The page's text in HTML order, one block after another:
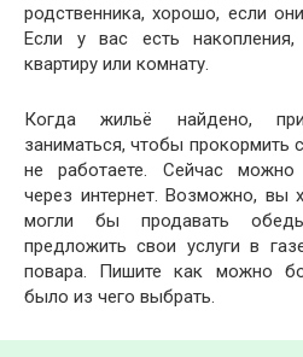
родственника, хорошо, если
Если у вас есть
квартиру или комнату.
Когда жильё найдено,
заниматься, чтобы прокормить
не работаете. Сейчас можно
через интернет. Возможно, вы
могли бы продавать
предложить свои услуги в
повара. Пишите как можно
было из чего выбрать.